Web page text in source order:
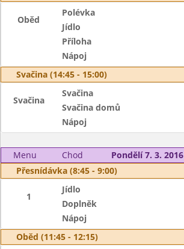
Oběd
Polévka
Jídlo
Příloha
Nápoj
Svačina (14:45 - 15:00)
Svačina
Svačina
Svačina domů
Nápoj
Menu Chod
Pondělí 7. 3. 2016
Přesnídávka (8:45 - 9:00)
1
Jídlo
Doplněk
Nápoj
Oběd (11:45 - 12:15)